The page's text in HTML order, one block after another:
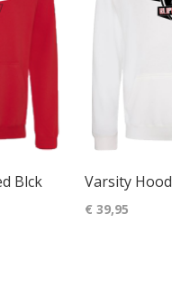
Blck Varsity
€ 39,95